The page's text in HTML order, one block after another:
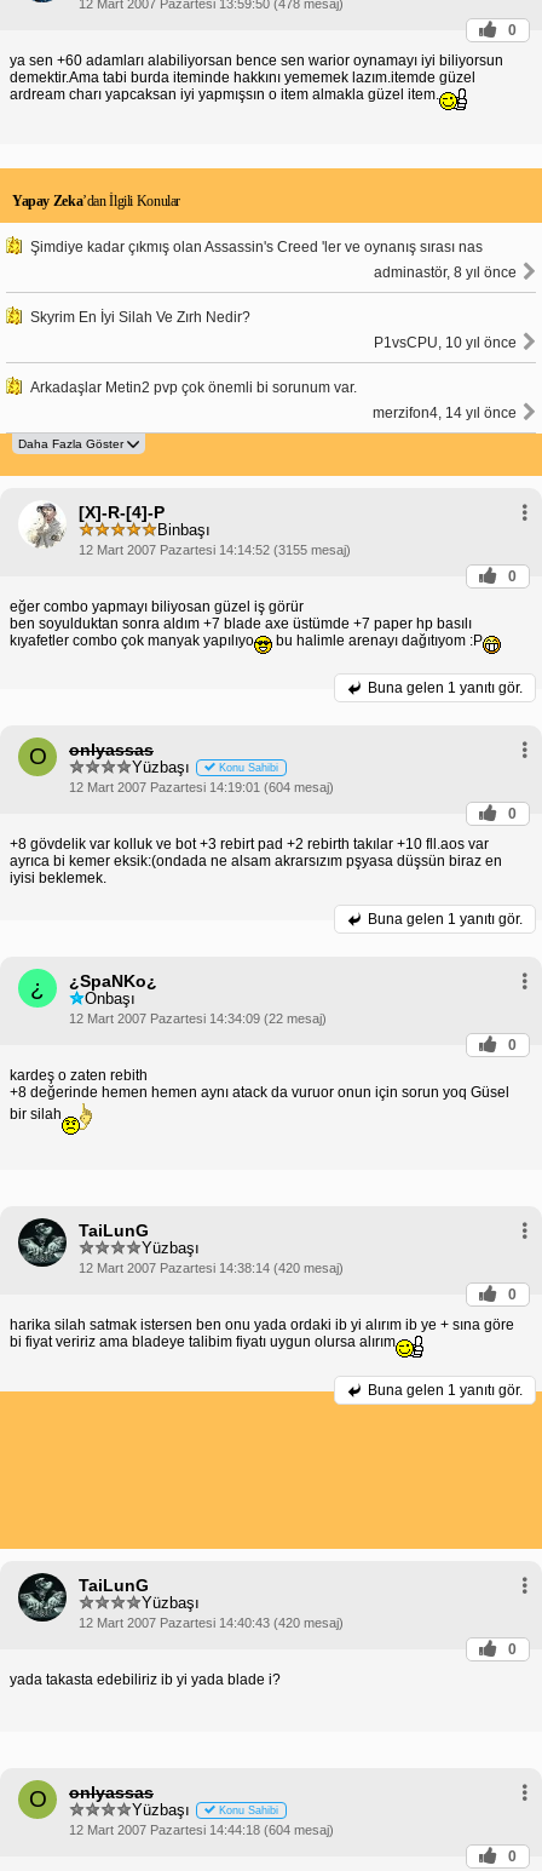
12 Mart 2007 Pazartesi 13:59:50 (478 mesaj)
0
ya sen +60 adamları alabiliyorsan bence sen warior oynamayı iyi biliyorsun
demektir.Ama tabi burda iteminde hakkını yememek lazım.itemde güzel
ardream charı yapcaksan iyi yapmışsın o item almakla güzel item.
Yapay Zeka’dan İlgili Konular
Şimdiye kadar çıkmış olan Assassin's Creed 'ler ve oynanış sırası nas
adminastör, 8 yıl önce
Skyrim En İyi Silah Ve Zırh Nedir?
P1vsCPU, 10 yıl önce
Arkadaşlar Metin2 pvp çok önemli bi sorunum var.
merzifon4, 14 yıl önce
[X]-R-[4]-P
Binbaşı
12 Mart 2007 Pazartesi 14:14:52 (3155 mesaj)
0
eğer combo yapmayı biliyosan güzel iş görür
ben soyulduktan sonra aldım +7 blade axe üstümde +7 paper hp basılı
kıyafetler combo çok manyak yapılıyo
bu halimle arenayı dağıtıyom :P
Buna gelen 1 yanıtı gör.
O onlyassas
Yüzbaşı Konu Sahibi
12 Mart 2007 Pazartesi 14:19:01 (604 mesaj)
0
+8 gövdelik var kolluk ve bot +3 rebirt pad +2 rebirth takılar +10 fll.aos var
ayrıca bi kemer eksik:(ondada ne alsam akrarsızım pşyasa düşsün biraz en
iyisi beklemek.
Buna gelen 1 yanıtı gör.
¿ ¿SpaNKo¿
Onbaşı
12 Mart 2007 Pazartesi 14:34:09 (22 mesaj)
0
kardeş o zaten rebith
+8 değerinde hemen hemen aynı atack da vuruor onun için sorun yoq Güsel
bir silah
TaiLunG
Yüzbaşı
12 Mart 2007 Pazartesi 14:38:14 (420 mesaj)
0
harika silah satmak istersen ben onu yada ordaki ib yi alırım ib ye + sına göre
bi fiyat veririz ama bladeye talibim fiyatı uygun olursa alırım
Buna gelen 1 yanıtı gör.
TaiLunG
Yüzbaşı
12 Mart 2007 Pazartesi 14:40:43 (420 mesaj)
0
yada takasta edebiliriz ib yi yada blade i?
O onlyassas
Yüzbaşı Konu Sahibi
12 Mart 2007 Pazartesi 14:44:18 (604 mesaj)
0